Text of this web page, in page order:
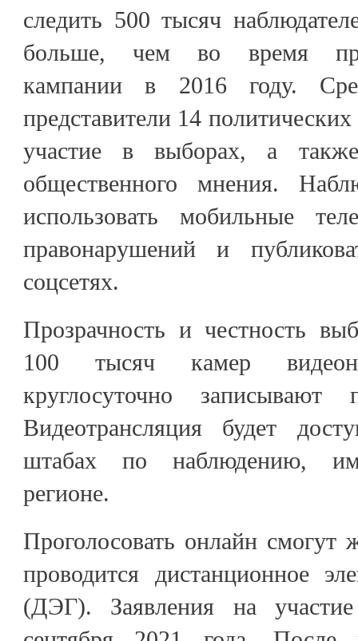
следить 500 тысяч
больше, чем во время
кампании в 2016 году.
представители 14
участие в выборах, а
общественного мнения.
использовать мобильные
правонарушений и
соцсетях.
Прозрачность и честность
100 тысяч камер
круглосуточно записывают
Видеотрансляция будет
штабах по наблюдению,
регионе.
Проголосовать онлайн смогут
проводится дистанционное
(ДЭГ). Заявления на